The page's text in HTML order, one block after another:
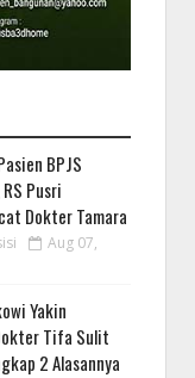
BPJS
Pusri
Dokter Tamara
Aug 07,
Yakin
Tifa Sulit
2 Alasannya